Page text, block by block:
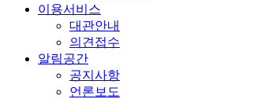
이용서비스
대관안내
의견접수
알림공간
공지사항
언론보도